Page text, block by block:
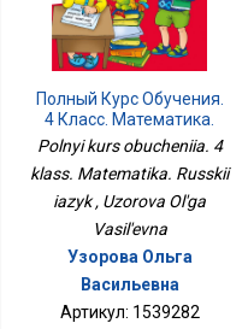
Полный Курс Обучения.
4 Класс. Математика.
Русский Язык
Polnyi kurs obucheniia. 4
klass. Matematika. Russkii
iazyk , Uzorova Ol'ga
Vasil'evna
Узорова Ольга
Васильевна
Артикул: 1539282